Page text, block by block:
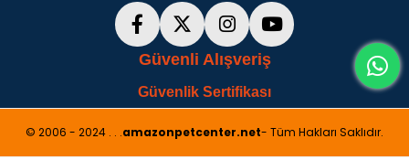
Güvenli Alışveriş
Güvenlik Sertifikası
© 2006 - 2024 . . .amazonpetcenter.net- Tüm Hakları Saklıdır.